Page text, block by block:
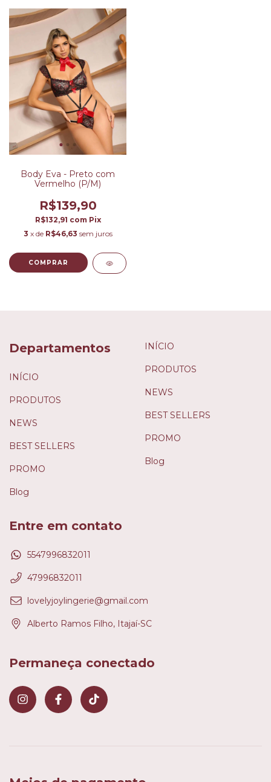
Body Eva - Preto com
Vermelho (P/M)
R$139,90
R$132,91 com Pix
3 x de R$46,63 sem juros
COMPRAR
Departamentos
INÍCIO
PRODUTOS
NEWS
BEST SELLERS
PROMO
Blog
INÍCIO
PRODUTOS
NEWS
BEST SELLERS
PROMO
Blog
Entre em contato
5547996832011
47996832011
lovelyjoylingerie@gmail.com
Alberto Ramos Filho, Itajaí-SC
Permaneça conectado